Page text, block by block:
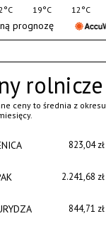
rolnicze
ceny to średnia z okresu
823,04 zł
2.241,68 zł
844,71 zł
19°C
12°C
prognozę